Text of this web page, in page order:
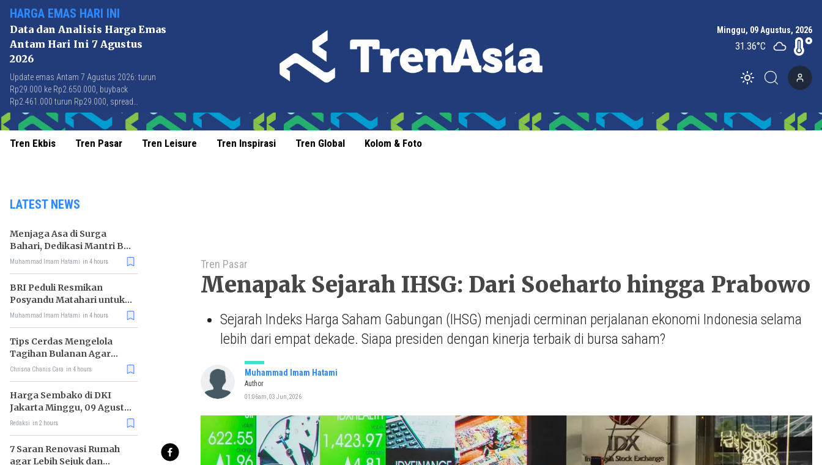
HARGA EMAS HARI INI
Data dan Analisis Harga Emas
Antam Hari Ini 7 Agustus
2026
Update emas Antam 7 Agustus 2026: turun
Rp29.000 ke Rp2.650.000, buyback
Rp2.461.000 turun Rp29.000, spread
Rp189.000 stabil di level terbaik sejak April
2026.
Minggu, 09 Agustus, 2026
31.36°C
Toggle theme
Tren Ekbis Tren Pasar Tren Leisure Tren Inspirasi Tren Global Kolom & Foto
LATEST NEWS
Menjaga Asa di Surga
Bahari, Dedikasi Mantri BRI
untuk Masyarakat
Muhammad Imam Hatami in 4 hours
BRI Peduli Resmikan
Posyandu Matahari untuk
Dukung Cegah Stunting
Muhammad Imam Hatami in 4 hours
Tips Cerdas Mengelola
Tagihan Bulanan Agar
Tidak Telat Bayar
Chrisna Chanis Cara in 4 hours
Harga Sembako di DKI
Jakarta Minggu, 09 Agustus
2026, Daging Sapi Murni
Putih Turun
Redaksi in 2 hours
7 Saran Renovasi Rumah
agar Lebih Sejuk dan
Tren Pasar
Menapak Sejarah IHSG: Dari Soeharto hingga Prabowo
Sejarah Indeks Harga Saham Gabungan (IHSG) menjadi cerminan perjalanan ekonomi Indonesia selama
lebih dari empat dekade. Siapa presiden dengan kinerja terbaik di bursa saham?
Muhammad Imam Hatami
Author
01:06am, 03 Jun, 2026